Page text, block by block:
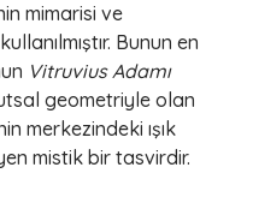
mimarisi ve
Bunun en
Vitruvius Adamı
geometriyle olan
merkezindeki ışık
mistik bir tasvirdir.